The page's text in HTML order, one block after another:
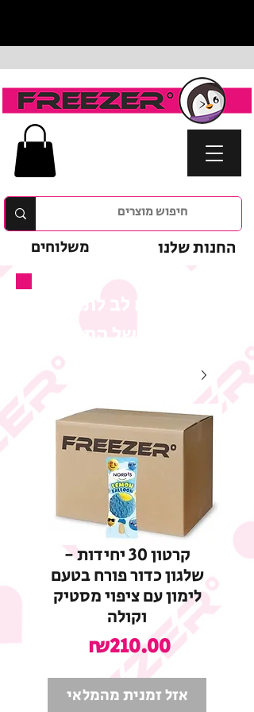
החנות שלנו משלוחים
המבצע של המוצר
קרטון 30 יחידות -
שלגון כדור פורח בטעם
לימון עם ציפוי מסטיק
וקולה
₪210.00
אזל זמנית מהמלאי